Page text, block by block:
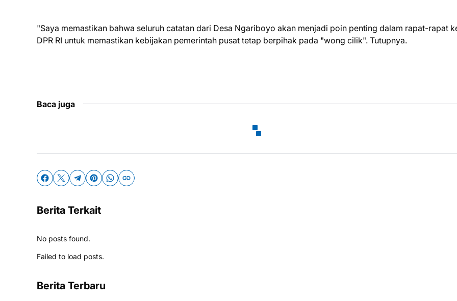
"Saya memastikan bahwa seluruh catatan dari Desa Ngariboyo akan menjadi poin penting dalam rapat-rapat
DPR RI untuk memastikan kebijakan pemerintah pusat tetap berpihak pada "wong cilik". Tutupnya.
Baca juga
Berita Terkait
No posts found.
Failed to load posts.
Berita Terbaru